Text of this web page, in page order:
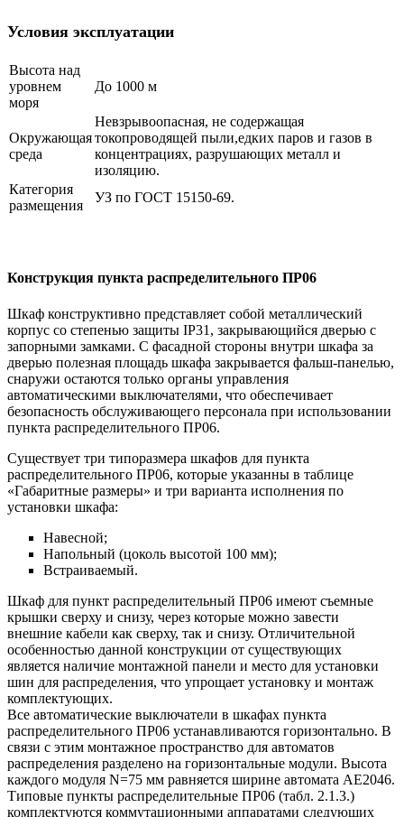
Условия эксплуатации
Высота над
уровнем
моря
До 1000 м
Окружающая
среда
Невзрывоопасная, не содержащая
токопроводящей пыли,едких паров и газов в
концентрациях, разрушающих металл и
изоляцию.
Категория
размещения
УЗ по ГОСТ 15150-69.
Конструкция пункта распределительного ПР06
Шкаф конструктивно представляет собой металлический
корпус со степенью защиты IP31, закрывающийся дверью с
запорными замками. С фасадной стороны внутри шкафа за
дверью полезная площадь шкафа закрывается фальш-панелью,
снаружи остаются только органы управления
автоматическими выключателями, что обеспечивает
безопасность обслуживающего персонала при использовании
пункта распределительного ПР06.
Существует три типоразмера шкафов для пункта
распределительного ПР06, которые указанны в таблице
«Габаритные размеры» и три варианта исполнения по
установки шкафа:
Навесной;
Напольный (цоколь высотой 100 мм);
Встраиваемый.
Шкаф для пункт распределительный ПР06 имеют съемные
крышки сверху и снизу, через которые можно завести
внешние кабели как сверху, так и снизу. Отличительной
особенностью данной конструкции от существующих
является наличие монтажной панели и место для установки
шин для распределения, что упрощает установку и монтаж
комплектующих.
Все автоматические выключатели в шкафах пункта
распределительного ПР06 устанавливаются горизонтально. В
связи с этим монтажное пространство для автоматов
распределения разделено на горизонтальные модули. Высота
каждого модуля N=75 мм равняется ширине автомата АЕ2046.
Типовые пункты распределительные ПР06 (табл. 2.1.3.)
комплектуются коммутационными аппаратами следующих